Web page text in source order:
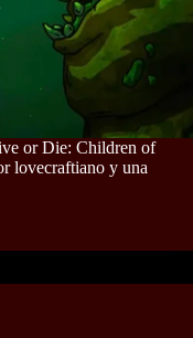
or Die: Children of
lovecraftiano y una